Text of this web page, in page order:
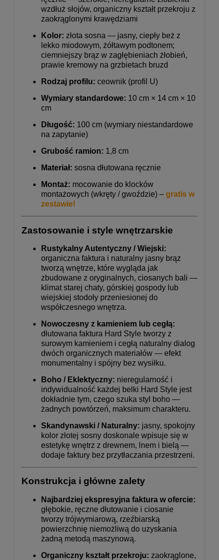
wzdłuż słojów, organiczny kształt przekroju z
zaokrąglonymi krawędziami
Kolor: złota sosna — jasny, ciepły beż z
lekko miodowym, żółtawym podtonem;
ciemniejszy brąz w zagłębieniach żłobień,
prawie kremowy na grzbietach bruzd
Rodzaj profilu: ceownik (profil U)
Wymiary standardowe: 10 cm × 14 cm × 10
cm
Długość: 100 cm (wymiary niestandardowe
na zapytanie)
Grubość ramion: 1,8 cm
Materiał: sosna dłutowana ręcznie
Montaż: mocowanie do klocków
montażowych (wkręty / gwoździe) – gratis w
zestawie!
Zastosowanie i style wnętrzarskie
Rustykalny Autentyczny / Wiejski:
organiczna faktura i naturalny jasny brąz
tworzą wnętrze, które wygląda jak
zbudowane z oryginalnych, ciosanych bali —
klimat starej chaty, górskiej gospody lub
wiejskiej stodoły przeniesionej do
współczesnego wnętrza.
Nowoczesny z kamieniem lub cegłą:
dłutowana faktura Hard Style tworzy z
surowym kamieniem i cegłą naturalny dialog
dwóch organicznych materiałów — efekt
monumentalny i spójny bez wysiłku.
Boho / Eklektyczny: nieregularność i
indywidualność każdej belki Hard Style jest
dokładnie tym, czego szuka styl boho —
żadnych powtórzeń, maksimum charakteru.
Skandynawski / Naturalny: jasny, spokojny
kolor złotej sosny doskonale wpisuje się w
estetykę wnętrz z drewnem, lnem i bielą —
dodaje faktury bez przytłaczania przestrzeni.
Konstrukcja i główne zalety
Najbardziej ekspresyjna faktura w ofercie:
głębokie, ręczne dłutowanie i ciosanie
tworzy trójwymiarową, rzeźbiarską
powierzchnię niemożliwą do uzyskania
żadną metodą maszynową.
Organiczny kształt przekroju: zaokrąglone,